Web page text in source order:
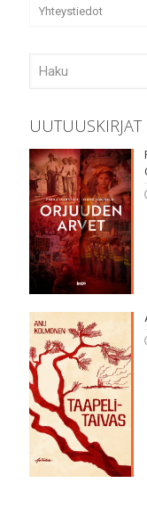
Yhteystiedot
UUTUUSKIRJAT